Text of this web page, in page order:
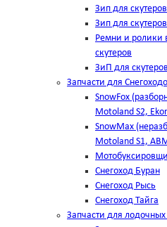
Зип для
Зип для
Ремни и ролики
скутеров
ЗиП для
Запчасти для
SnowFox
Motoland S2,
SnowMax
Motoland S1,
Снегоход Буран
Снегоход Рысь
Снегоход Тайга
Запчасти для